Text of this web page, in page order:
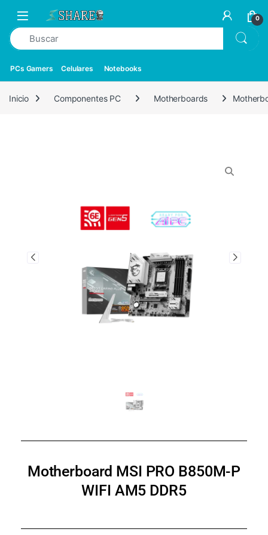
0
PCs Gamers Celulares Notebooks
Inicio Componentes PC Motherboards
Motherboard MSI PRO B850M-P
WIFI AM5 DDR5